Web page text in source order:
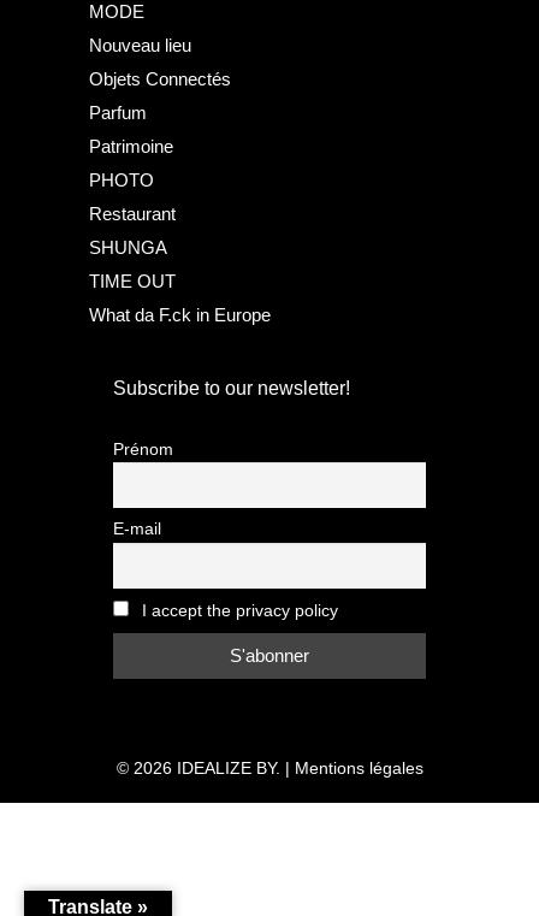
MODE
Nouveau lieu
Objets Connectés
Parfum
Patrimoine
PHOTO
Restaurant
SHUNGA
TIME OUT
What da F.ck in Europe
Subscribe to our newsletter!
Prénom
E-mail
I accept the privacy policy
© 2026 IDEALIZE BY. | Mentions légales
Translate »